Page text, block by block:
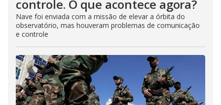
controle. O que acontece agora?
Nave foi enviada com a missão de elevar a órbita do
observatório, mas houveram problemas de comunicação
e controle